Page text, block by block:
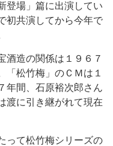
登場」篇に出演してい
初共演してから今年で
造の関係は１９６７
「松竹梅」のＣＭは１
年間、石原裕次郎さん
渡に引き継がれて現在
って松竹梅シリーズの